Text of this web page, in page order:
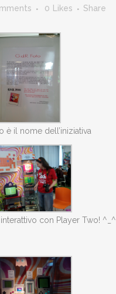
0 Likes Share
è il nome dell’iniziativa
interattivo con Player Two! ^_^